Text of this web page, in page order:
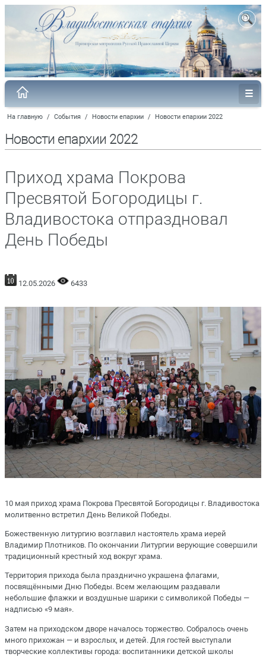
На главную / События / Новости епархии / Новости епархии 2022
Новости епархии 2022
Приход храма Покрова
Пресвятой Богородицы г.
Владивостока отпраздновал
День Победы
12.05.2026 6433
10 мая приход храма Покрова Пресвятой Богородицы г. Владивостока
молитвенно встретил День Великой Победы.
Божественную литургию возглавил настоятель храма иерей
Владимир Плотников. По окончании Литургии верующие совершили
традиционный крестный ход вокруг храма.
Территория прихода была празднично украшена флагами,
посвящёнными Дню Победы. Всем желающим раздавали
небольшие флажки и воздушные шарики с символикой Победы —
надписью «9 мая».
Затем на приходском дворе началось торжество. Собралось очень
много прихожан — и взрослых, и детей. Для гостей выступали
творческие коллективы города: воспитанники детской школы